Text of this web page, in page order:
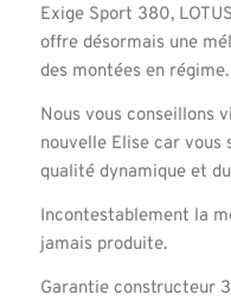
Exige Sport 380,
offre désormais une
des montées en régime.
Nous vous conseillons
nouvelle Elise car
qualité dynamique et
Incontestablement la
jamais produite.
Garantie constructeur